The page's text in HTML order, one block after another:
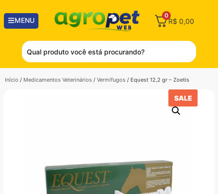
MENU
0
R$ 0,00
Início / Medicamentos Veterinários / Vermífugos / Equest 12,2 gr – Zoetis
SALE